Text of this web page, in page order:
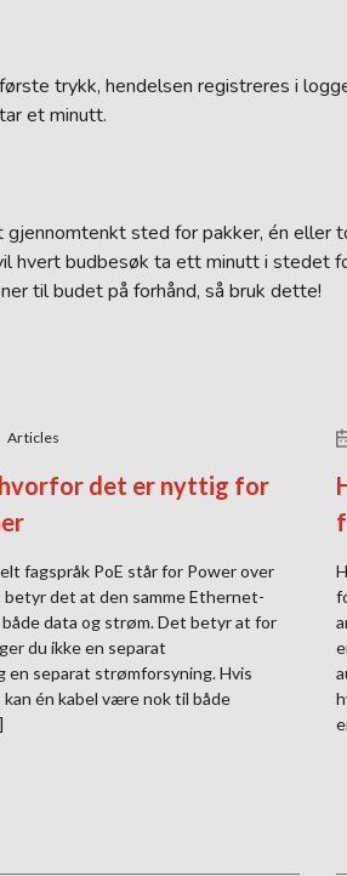
trykk, hendelsen registreres i
et minutt.
sted for pakker, én
hvert budbesøk ta ett minutt i stedet
til budet på forhånd, så bruk dette!
Articles
hvorfor det er nyttig for
fagspråk PoE står for Power over
det at den samme Ethernet-
data og strøm. Det betyr at for
du ikke en separat
separat strømforsyning. Hvis
én kabel være nok til både